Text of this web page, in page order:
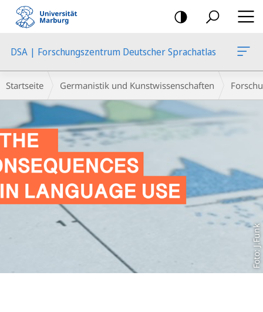
Mobile-
Navigation
DSA | Forschungszentrum Deutscher Sprachatlas
Hauptinhalt
Breadcrumb-
Navigation
Startseite Germanistik und Kunstwissenschaften
Foto: J.Funk